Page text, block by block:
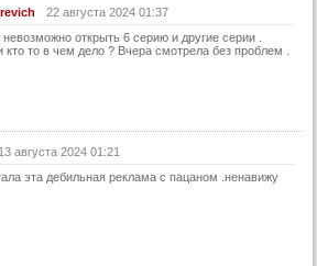
22 августа 2024 01:37
открыть 6 серию и другие серии .
кто то в чем дело ? Вчера смотрела без проблем .
13 августа 2024 01:21
эта дебильная реклама с пацаном .ненавижу